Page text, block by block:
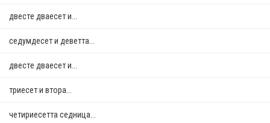
двестe дваесет и...
седумдесет и деветта...
двестe дваесет и...
триесет и втора...
четириесетта седница...